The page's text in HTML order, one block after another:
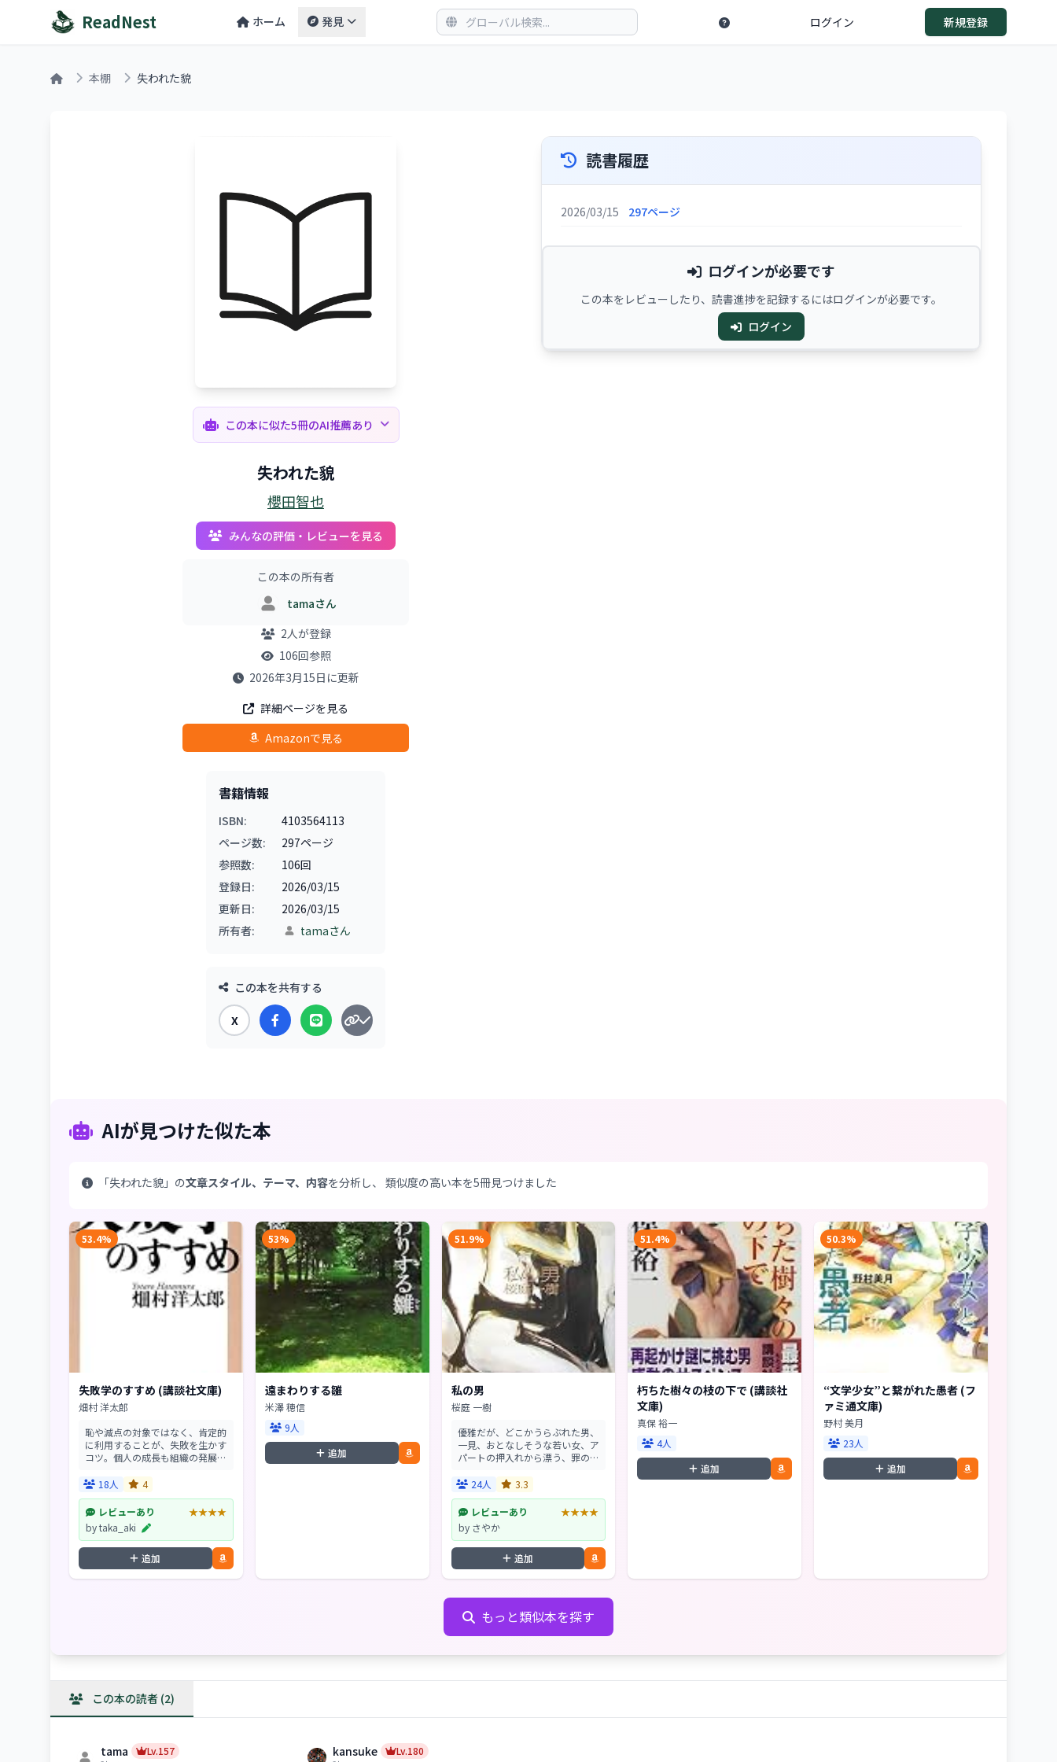
ReadNest ホーム 発見 ログイン 新規登録
本棚 失われた貌
この本に似た5冊のAI推薦あり
失われた貌
櫻田智也
みんなの評価・レビューを見る
この本の所有者
tamaさん
2人が登録
106回参照
2026年3月15日に更新
詳細ページを見る
Amazonで見る
書籍情報
ISBN:
4103564113
ページ数:
297ページ
参照数:
106回
登録日:
2026/03/15
更新日:
2026/03/15
所有者:
tamaさん
この本を共有する
X
読書履歴
2026/03/15 297ページ
ログインが必要です
この本をレビューしたり、読書進捗を記録するにはログインが必要です。
ログイン
AIが見つけた似た本
「失われた貌」の文章スタイル、テーマ、内容を分析し、 類似度の高い本を5冊見つけました
53.4%
失敗学のすすめ (講談社文庫)
畑村 洋太郎
恥や減点の対象ではなく、肯定的
に利用することが、失敗を生かす
コツ。個人の成長も組織の発展
違う。さらに新たな創造のヒント
方法も示される―。「失...
18人 4
レビューあり
★★★★
by taka_aki
追加
53%
遠まわりする雛
米澤 穂信
9人
追加
51.9%
私の男
桜庭 一樹
優雅だが、どこかうらぶれた男、
一見、おとなしそうな若い女、ア
パートの押入れから漂う、罪の異
はならない、人と獣の境はどこに
た父娘の過去に遡る―...
24人 3.3
レビューあり
★★★★
by さやか
追加
51.4%
朽ちた樹々の枝の下で (講談社
文庫)
真保 裕一
4人
追加
50.3%
“文学少女”と繋がれた愚者 (フ
ァミ通文庫)
野村 美月
23人
追加
もっと類似本を探す
この本の読者 (2)
tama
Lv.157
kansuke
Lv.180